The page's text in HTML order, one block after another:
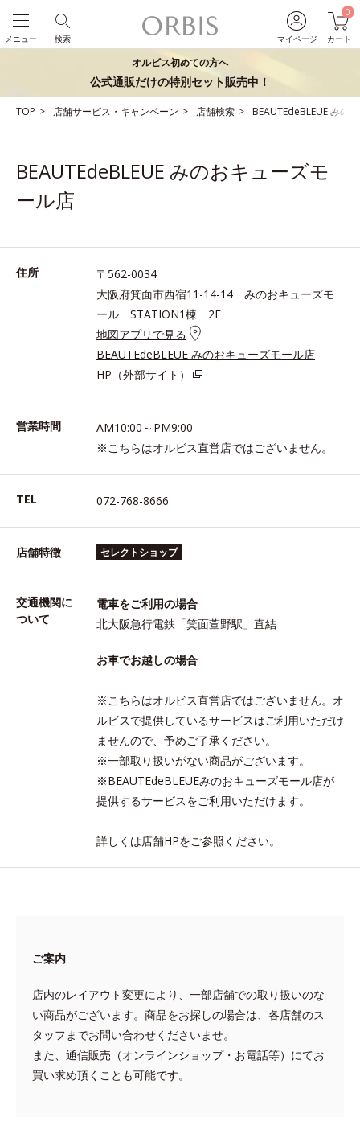
マイページ
0
カート
検索
メニュー
オルビス初めての方へ
公式通販だけの特別セット販売中！
TOP 店舗サービス・キャンペーン 店舗検索 BEAUTEdeBLEUE みの
BEAUTEdeBLEUE みのおキューズモ
ール店
住所
〒562-0034
大阪府箕面市西宿11-14-14 みのおキューズモ
ール STATION1棟 2F
地図アプリで見る
BEAUTEdeBLEUE みのおキューズモール店
HP（外部サイト）
営業時間
AM10:00～PM9:00
※こちらはオルビス直営店ではございません。
TEL 072-768-8666
店舗特徴 セレクトショップ
交通機関に
ついて
電車をご利用の場合
北大阪急行電鉄「箕面萱野駅」直結
お車でお越しの場合
※こちらはオルビス直営店ではございません。オ
ルビスで提供しているサービスはご利用いただけ
ませんので、予めご了承ください。
※一部取り扱いがない商品がございます。
※BEAUTEdeBLEUEみのおキューズモール店が
提供するサービスをご利用いただけます。
詳しくは店舗HPをご参照ください。
ご案内
店内のレイアウト変更により、一部店舗での取り扱いのな
い商品がございます。商品をお探しの場合は、各店舗のス
タッフまでお問い合わせくださいませ。
また、通信販売（オンラインショップ・お電話等）にてお
買い求め頂くことも可能です。